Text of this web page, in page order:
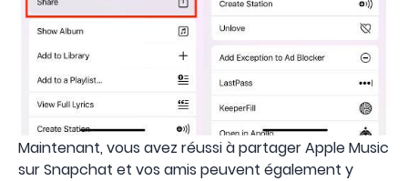
Maintenant, vous avez réussi à partager Apple Music
sur Snapchat et vos amis peuvent également y